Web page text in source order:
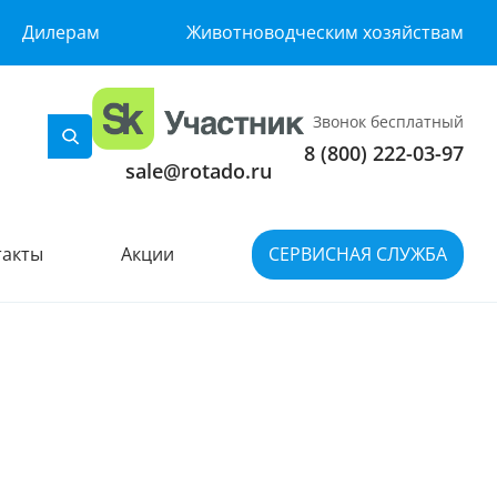
Дилерам Животноводческим хозяйствам
sale@rotado.ru
Звонок бесплатный
8 (800) 222-03-97
Акции СЕРВИСНАЯ СЛУЖБА